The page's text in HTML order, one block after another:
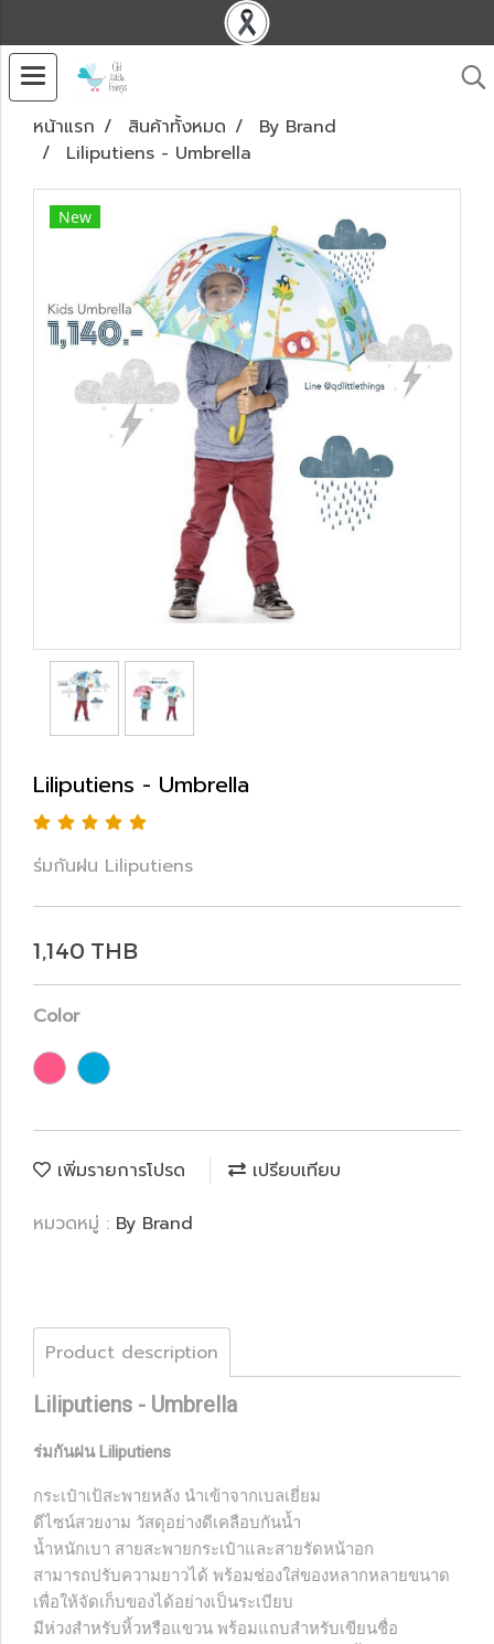
หน้าแรก สินค้าทั้งหมด
By Brand
Liliputiens - Umbrella
New
Liliputiens - Umbrella
ร่มกันฝน Liliputiens
1,140 THB
Color
เพิ่มรายการโปรด
เปรียบเทียบ
หมวดหมู่ : By Brand
Product description
Liliputiens - Umbrella
ร่มกันฝน Liliputiens
กระเป๋าเป้สะพายหลัง นำเข้าจากเบลเยี่ยม
ดีไซน์สวยงาม วัสดุอย่างดีเคลือบกันน้ำ
น้ำหนักเบา สายสะพายกระเป๋าและสายรัดหน้าอก
สามารถปรับความยาวได้ พร้อมช่องใส่ของหลากหลายขนาด
เพื่อให้จัดเก็บของได้อย่างเป็นระเบียบ
มีห่วงสำหรับหิ้วหรือแขวน พร้อมแถบสำหรับเขียนชื่อ